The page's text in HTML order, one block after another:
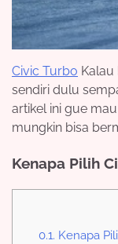
Civic Turbo
sendiri dulu
artikel ini gue
mungkin bisa
Kenapa Pilih
0.1. Kenapa